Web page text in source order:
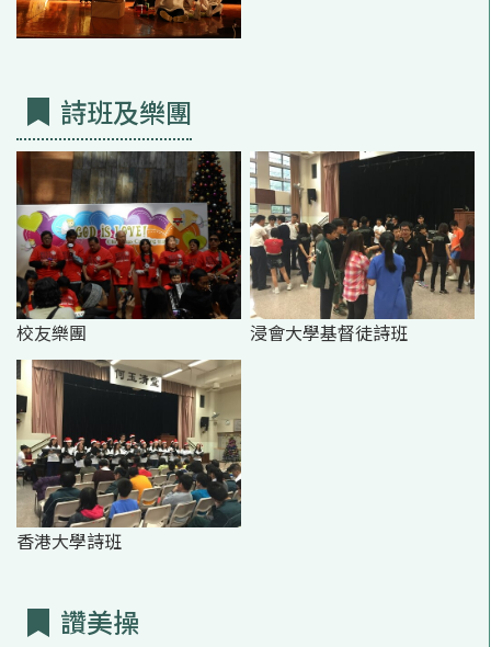
詩班及樂團
校友樂團 浸會大學基督徒詩班
香港大學詩班
讚美操